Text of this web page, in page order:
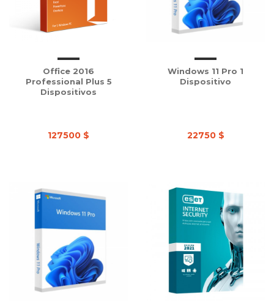
Office 2016
Professional Plus 5
Dispositivos
127500 $
Windows 11 Pro 1
Dispositivo
22750 $